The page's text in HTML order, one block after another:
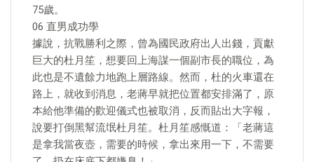
75歲。
06 直男成功學
據說，抗戰勝利之際，曾為國民政府出人出錢，貢獻
巨大的杜月笙，想要回上海謀一個副市長的職位，為
此也是不遺餘力地跑上層路線。然而，杜的火車還在
路上，就收到消息，老蔣早就把位置都安排滿了，原
本給他準備的歡迎儀式也被取消，反而貼出大字報，
說要打倒黑幫流氓杜月笙。杜月笙感慨道：「老蔣這
是拿我當夜壺，需要的時候，拿出來用一下，不需要